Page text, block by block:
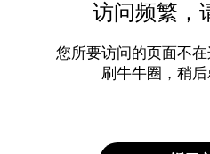
访问频繁，
您所要访问的页面不
刷牛牛圈，稍